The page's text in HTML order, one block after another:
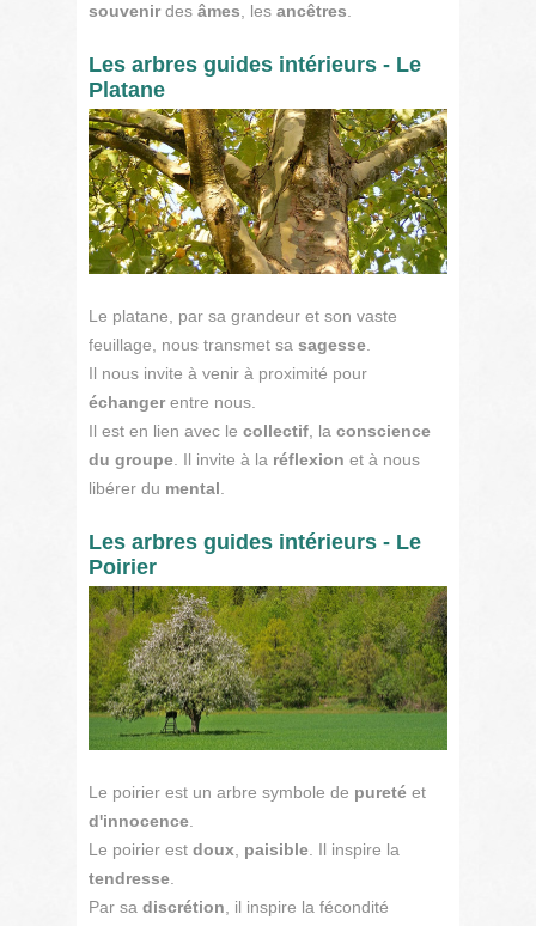
souvenirdes âmes , les ancêtres
Les arbres guides intérieurs - Le
Platane
Le platane, par sa grandeur et son vaste
feuillage, nous transmet sa sagesse
Il nous invite à venir à proximité pour
échangerentre nous.
Il est en lien avec le collectif , la conscience
du groupe . Il invite à la réflexion et à nous
libérer du mental
Les arbres guides intérieurs - Le
Poirier
Le poirier est un arbre symbole de pureté et
d'innocence
Le poirier est doux paisible . Il inspire la
tendresse
Par sa discrétion , il inspire la fécondité